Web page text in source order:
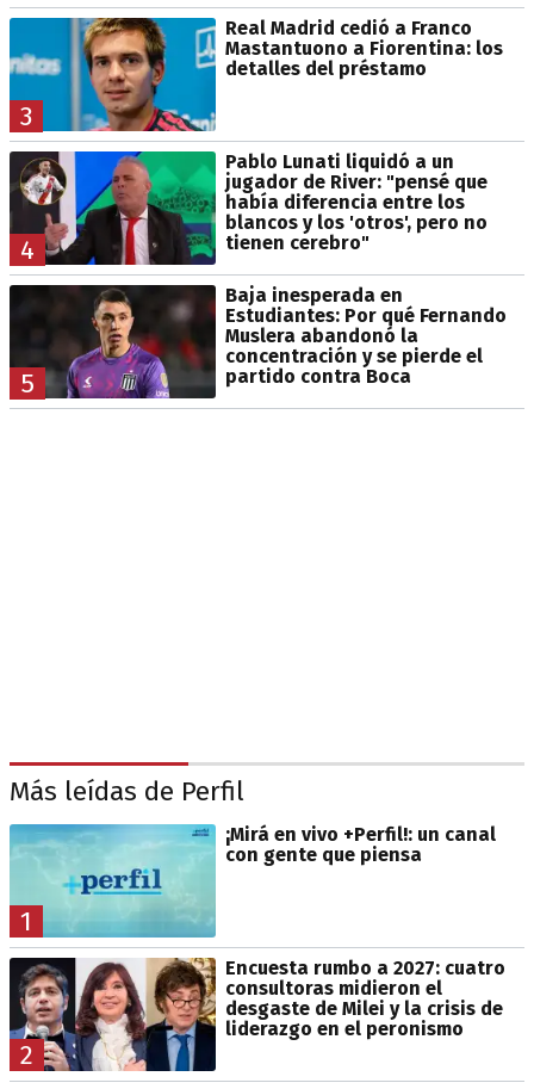
3
Real Madrid cedió a Franco
Mastantuono a Fiorentina: los
detalles del préstamo
4
Pablo Lunati liquidó a un
jugador de River: "pensé que
había diferencia entre los
blancos y los 'otros', pero no
tienen cerebro"
5
Baja inesperada en
Estudiantes: Por qué Fernando
Muslera abandonó la
concentración y se pierde el
partido contra Boca
Más leídas de Perfil
1
¡Mirá en vivo +Perfil!: un canal
con gente que piensa
2
Encuesta rumbo a 2027: cuatro
consultoras midieron el
desgaste de Milei y la crisis de
liderazgo en el peronismo